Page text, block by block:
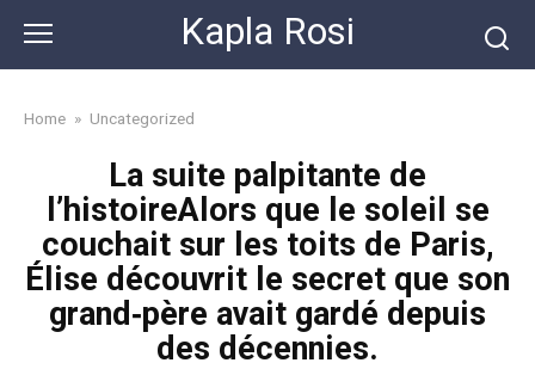
content
Kapla Rosi
Home » Uncategorized
La suite palpitante de
l’histoireAlors que le soleil se
couchait sur les toits de Paris,
Élise découvrit le secret que son
grand‑père avait gardé depuis
des décennies.